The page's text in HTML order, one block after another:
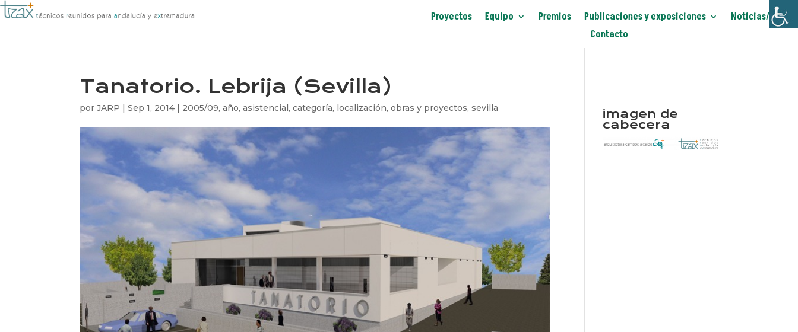
Proyectos Equipo Premios Publicaciones y exposiciones
Noticias/Blog
Contacto
Tanatorio. Lebrija (Sevilla)
porJARP |Sep 1, 2014 | 2005/09,año,asistencial,categoría, localización,obras y proyectos,sevilla imagen de
cabecera